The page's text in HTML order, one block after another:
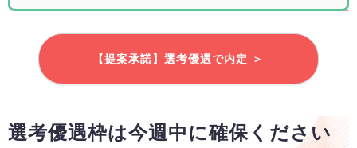
【提案承諾】選考優遇で内定 ＞
選考優遇枠は今週中に確保ください